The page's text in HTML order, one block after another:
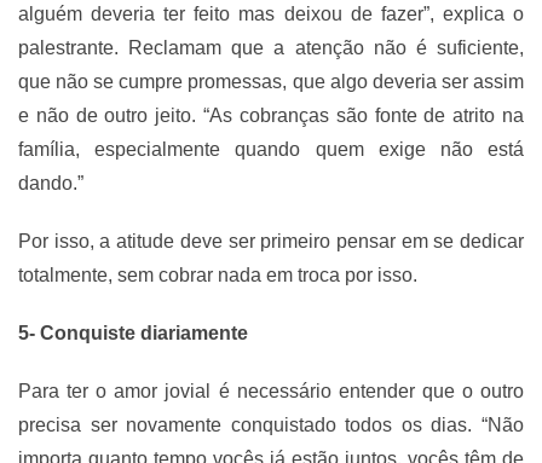
alguém deveria ter feito mas deixou de fazer”, explica o
palestrante. Reclamam que a atenção não é suficiente,
que não se cumpre promessas, que algo deveria ser assim
e não de outro jeito. “As cobranças são fonte de atrito na
família, especialmente quando quem exige não está
dando.”
Por isso, a atitude deve ser primeiro pensar em se dedicar
totalmente, sem cobrar nada em troca por isso.
5- Conquiste diariamente
Para ter o amor jovial é necessário entender que o outro
precisa ser novamente conquistado todos os dias. “Não
importa quanto tempo vocês já estão juntos, vocês têm de